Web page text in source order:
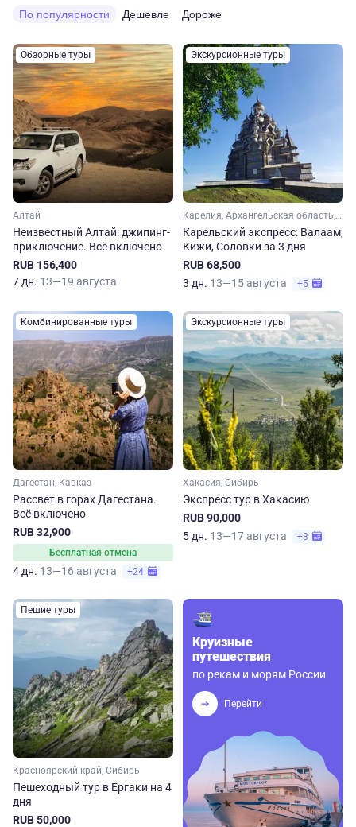
По популярности Дешевле Дороже
Обзорные туры
Алтай
Неизвестный Алтай: джипинг-
приключение. Всё включено
RUB 156,400
7 дн. 13—19 августа
Экскурсионные туры
Карелия, Архангельская область, Арктика
Карельский экспресс: Валаам,
Кижи, Соловки за 3 дня
RUB 68,500
3 дн. 13—15 августа +5
Комбинированные туры
Дагестан, Кавказ
Рассвет в горах Дагестана.
Всё включено
RUB 32,900
Бесплатная отмена
4 дн. 13—16 августа +24
Экскурсионные туры
Хакасия, Сибирь
Экспресс тур в Хакасию
RUB 90,000
5 дн. 13—17 августа +3
Пешие туры
Красноярский край, Сибирь
Пешеходный тур в Ергаки на 4
дня
RUB 50,000
Круизные
путешествия
по рекам и морям России
Перейти